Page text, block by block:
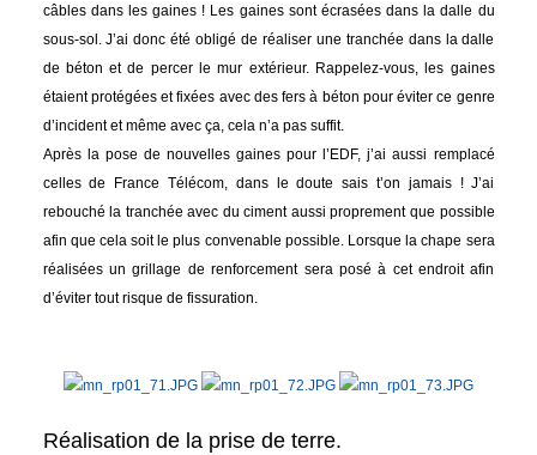
câbles dans les gaines ! Les gaines sont écrasées dans la dalle du
sous-sol. J’ai donc été obligé de réaliser une tranchée dans la dalle
de béton et de percer le mur extérieur. Rappelez-vous, les gaines
étaient protégées et fixées avec des fers à béton pour éviter ce genre
d’incident et même avec ça, cela n’a pas suffit.
Après la pose de nouvelles gaines pour l’EDF, j’ai aussi remplacé
celles de France Télécom, dans le doute sais t’on jamais ! J’ai
rebouché la tranchée avec du ciment aussi proprement que possible
afin que cela soit le plus convenable possible. Lorsque la chape sera
réalisées un grillage de renforcement sera posé à cet endroit afin
d’éviter tout risque de fissuration.
Réalisation de la prise de terre.